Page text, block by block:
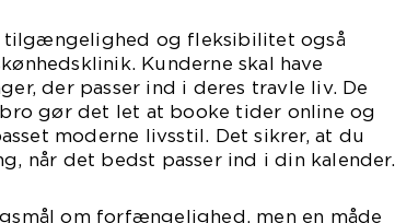
og fleksibilitet også
Kunderne skal have
der passer ind i deres travle liv. De
gør det let at booke tider online og
moderne livsstil. Det sikrer, at du
når det bedst passer ind i din kalender.
om forfængelighed, men en måde